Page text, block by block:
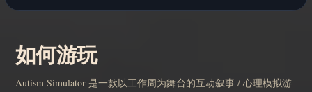
如何游玩
Autism Simulator 是一款以工作周为舞台的互动叙事 / 心理模拟游